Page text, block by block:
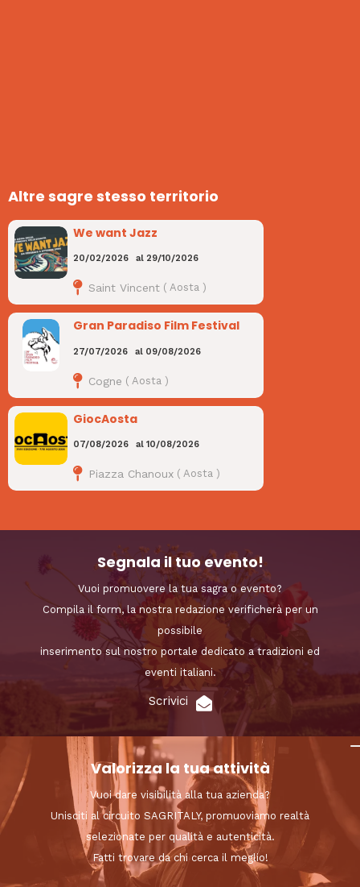
Altre sagre stesso territorio
We want Jazz
20/02/2026 al 29/10/2026
Saint Vincent (Aosta )
Gran Paradiso Film Festival
27/07/2026 al 09/08/2026
Cogne ( Aosta )
GiocAosta
07/08/2026 al10/08/2026
Piazza Chanoux (Aosta )
Segnala il tuo evento!
Vuoi promuovere la tua sagra o evento?
Compila il form, la nostra redazione verificherà per un
possibile
inserimento sul nostro portale dedicato a tradizioni ed
eventi italiani.
Scrivici
Valorizza la tua attività
Vuoi dare visibilità alla tua azienda?
Unisciti al circuito SAGRITALY, promuoviamo realtà
selezionate per qualità e autenticità.
Fatti trovare da chi cerca il meglio!